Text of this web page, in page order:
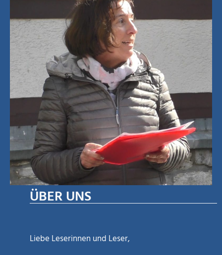
ÜBER UNS
Liebe Leserinnen und Leser,